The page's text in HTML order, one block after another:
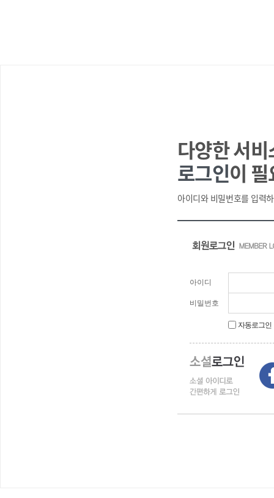
다양한 서
로그인이 필
아이디와 비밀번호를 입력
아이디
비밀번호
자동로그인